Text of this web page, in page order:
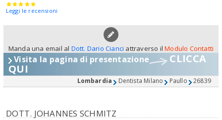
Leggi le recensioni
Manda una email al Dott. Dario Cianci attraverso ilModulo Contatti
Visita la pagina di presentazione CLICCA
QUI
Lombardia Dentista Milano Paullo 26839
DOTT. JOHANNES SCHMITZ